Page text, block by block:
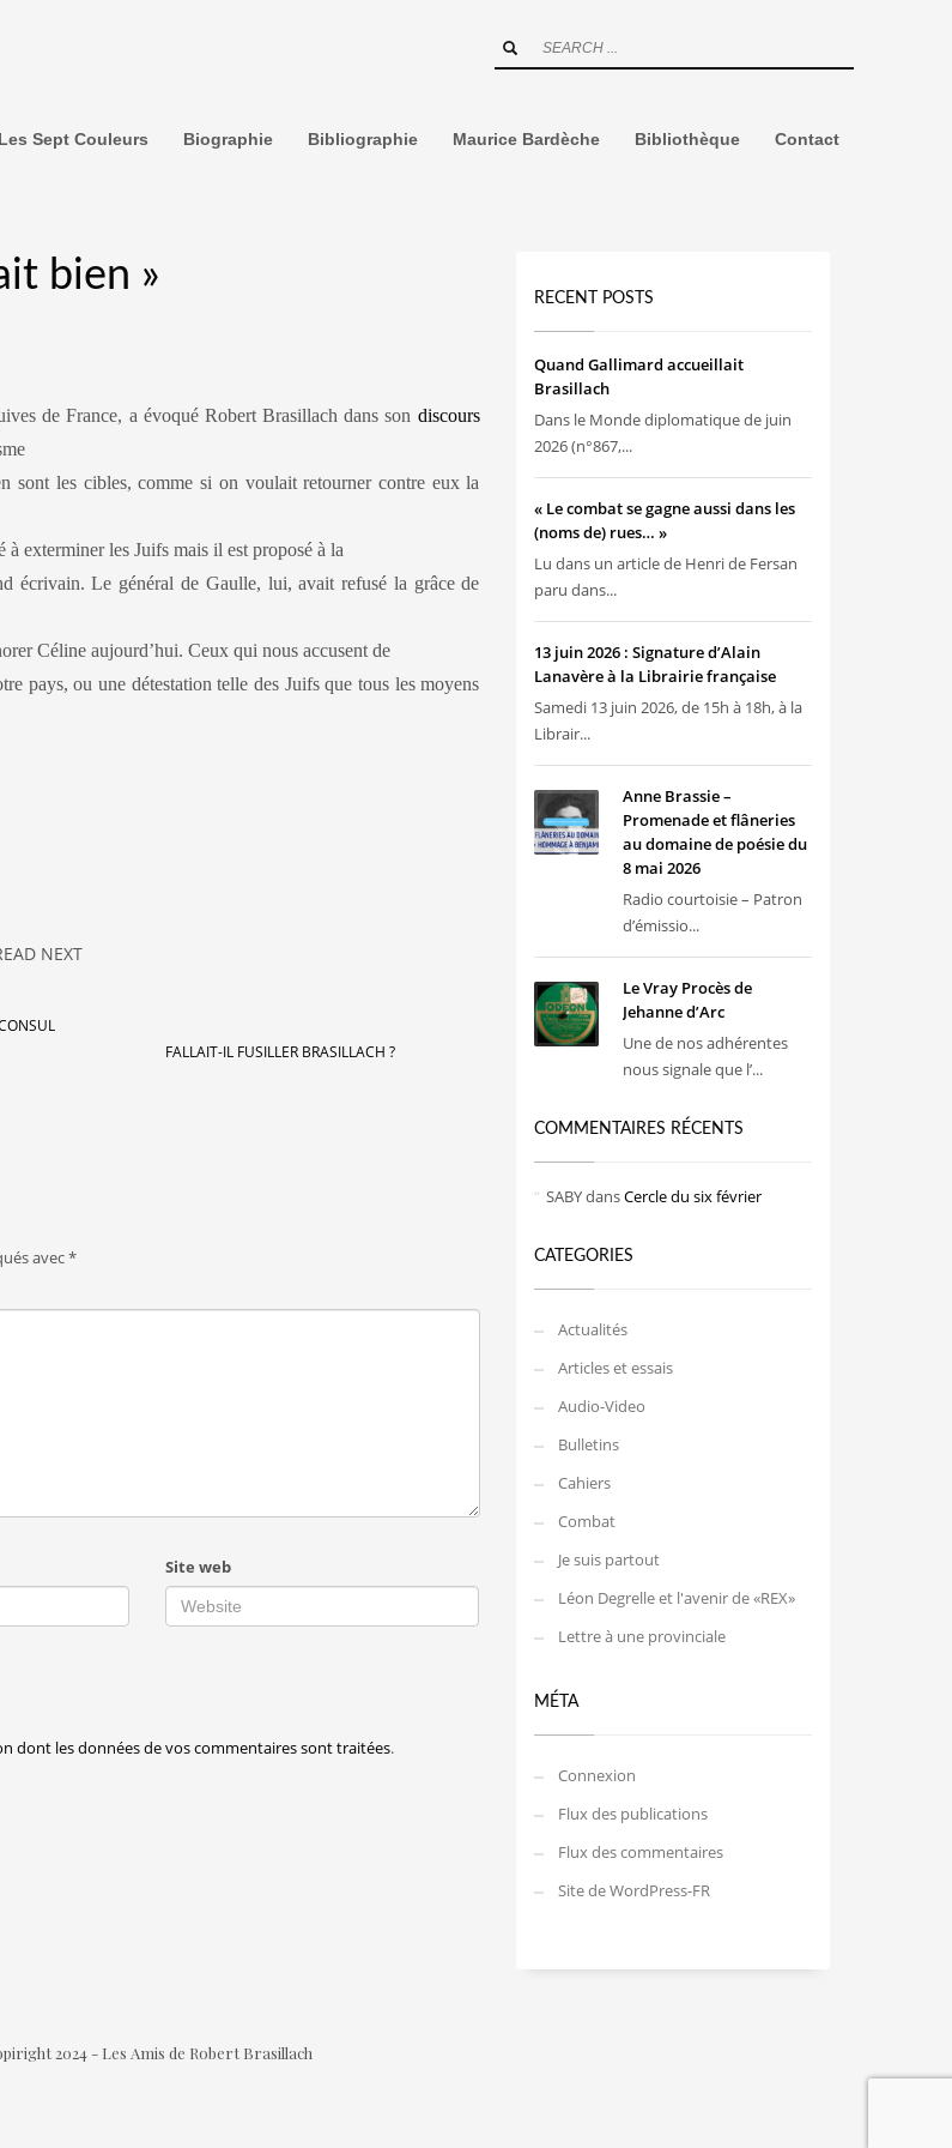
Les Sept Couleurs Biographie Bibliographie Maurice Bardèche Bibliothèque Contact
bien »
de France, a évoqué Robert Brasillach dans son discours
les cibles, comme si on voulait retourner contre eux la
exterminer les Juifs mais il est proposé à la
écrivain. Le général de Gaulle, lui, avait refusé la grâce de
Céline aujourd’hui. Ceux qui nous accusent de
pays, ou une détestation telle des Juifs que tous les moyens
NEXT
FALLAIT-IL FUSILLER BRASILLACH ?
avec*
Site web
dont les données de vos commentaires sont traitées.
RECENT POSTS
Quand Gallimard accueillait
Brasillach
Dans le Monde diplomatique de juin
2026 (n°867,...
« Le combat se gagne aussi dans les
(noms de) rues… »
Lu dans un article de Henri de Fersan
paru dans...
13 juin 2026 : Signature d’Alain
Lanavère à la Librairie française
Samedi 13 juin 2026, de 15h à 18h, à la
Librair...
Anne Brassie –
Promenade et flâneries
au domaine de poésie du
8 mai 2026
Radio courtoisie – Patron
d’émissio...
Le Vray Procès de
Jehanne d’Arc
Une de nos adhérentes
nous signale que l’...
COMMENTAIRES RÉCENTS
SABYdansCercle du six février
CATEGORIES
Actualités
Articles et essais
Audio-Video
Bulletins
Cahiers
Combat
Je suis partout
Léon Degrelle et l'avenir de «REX»
Lettre à une provinciale
MÉTA
Connexion
Flux des publications
Flux des commentaires
Site de WordPress-FR
2024 - Les Amis de Robert Brasillach